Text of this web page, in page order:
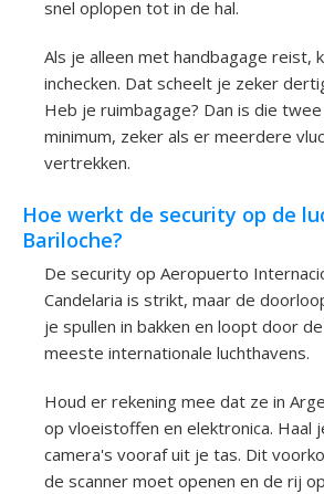
snel oplopen tot in de hal.
Als je alleen met handbagage reist,
inchecken. Dat scheelt je zeker
Heb je ruimbagage? Dan is die
minimum, zeker als er meerdere
vertrekken.
Hoe werkt de security op de
Bariloche?
De security op Aeropuerto
Candelaria is strikt, maar de
je spullen in bakken en loopt door
meeste internationale luchthavens.
Houd er rekening mee dat ze in
op vloeistoffen en elektronica. Haal
camera's vooraf uit je tas. Dit
de scanner moet openen en de rij